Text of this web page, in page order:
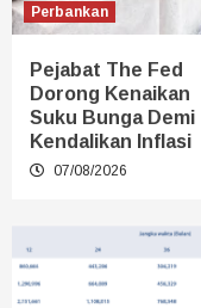
Perbankan
Pejabat The Fed
Dorong Kenaikan
Suku Bunga Demi
Kendalikan Inflasi
07/08/2026